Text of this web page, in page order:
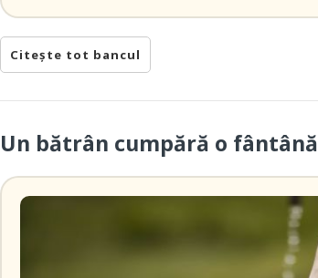
Citește tot bancul
Un bătrân cumpără o fântână